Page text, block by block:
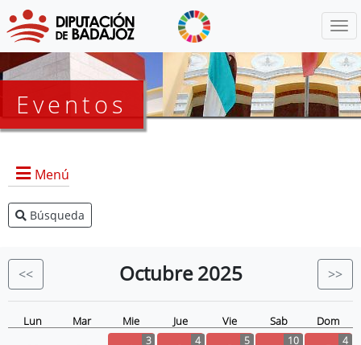
Eventos
Menú
Agenda Presidencia
Eventos
Búsqueda
<< Octubre 2025 >>
Lun Mar Mie Jue Vie Sab Dom
3 4 5 10 4